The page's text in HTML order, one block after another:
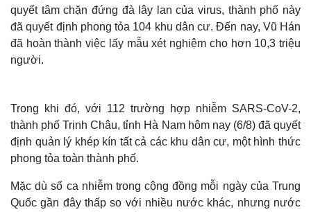
quyết tâm chặn đứng đà lây lan của virus, thành phố này
đã quyết định phong tỏa 104 khu dân cư. Đến nay, Vũ Hán
đã hoàn thành việc lấy mẫu xét nghiệm cho hơn 10,3 triệu
người.
Trong khi đó, với 112 trường hợp nhiễm SARS-CoV-2,
thành phố Trịnh Châu, tỉnh Hà Nam hôm nay (6/8) đã quyết
định quản lý khép kín tất cả các khu dân cư, một hình thức
phong tỏa toàn thành phố.
Mặc dù số ca nhiễm trong cộng đồng mỗi ngày của Trung
Quốc gần đây thấp so với nhiều nước khác, nhưng nước